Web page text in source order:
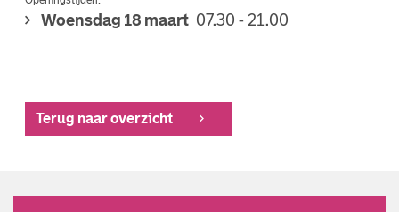
Woensdag 18 maart 07.30 - 21.00
Terug naar overzicht